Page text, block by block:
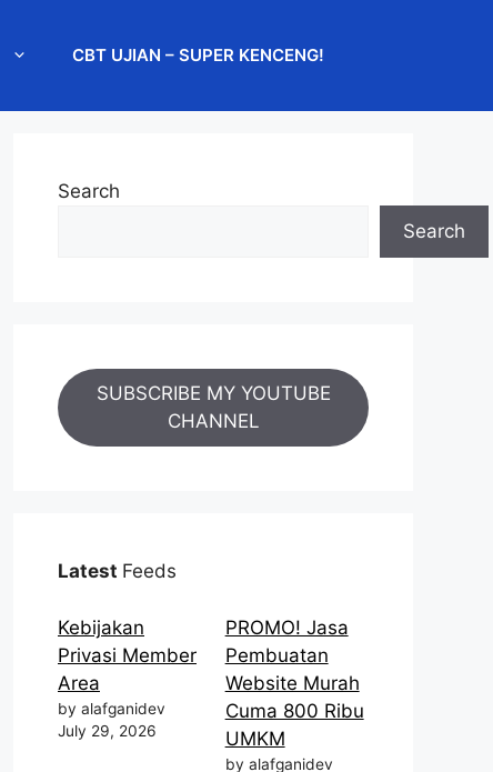
CBT UJIAN – SUPER KENCENG!
Search
Search
SUBSCRIBE MY YOUTUBE
CHANNEL
Latest Feeds
Kebijakan
Privasi Member
Area
by alafganidev
July 29, 2026
PROMO! Jasa
Pembuatan
Website Murah
Cuma 800 Ribu
UMKM
by alafganidev